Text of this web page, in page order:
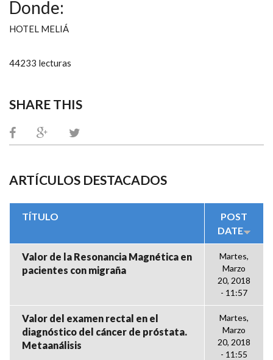
Donde:
HOTEL MELIÁ
44233 lecturas
SHARE THIS
ARTÍCULOS DESTACADOS
TÍTULO
POST
DATE
Valor de la Resonancia Magnética en
pacientes con migraña
Martes,
Marzo
20, 2018
- 11:57
Valor del examen rectal en el
diagnóstico del cáncer de próstata.
Metaanálisis
Martes,
Marzo
20, 2018
- 11:55